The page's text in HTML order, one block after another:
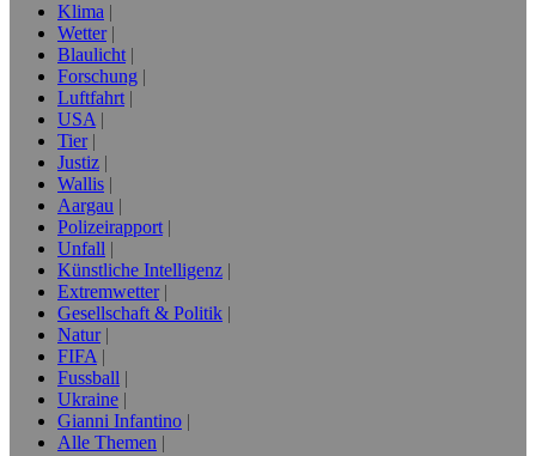
Klima
Wetter
Blaulicht
Forschung
Luftfahrt
USA
Tier
Justiz
Wallis
Aargau
Polizeirapport
Unfall
Künstliche Intelligenz
Extremwetter
Gesellschaft & Politik
Natur
FIFA
Fussball
Ukraine
Gianni Infantino
Alle Themen